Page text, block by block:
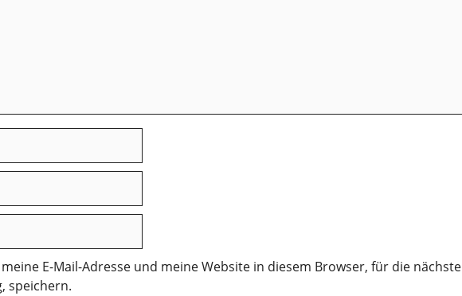
E-Mail-Adresse und meine Website in diesem Browser, für die nächste
speichern.